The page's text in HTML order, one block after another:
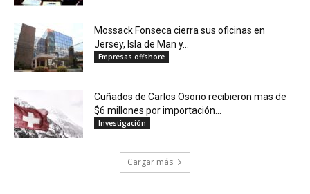
Mossack Fonseca cierra sus oficinas en
Jersey, Isla de Man y...
Empresas offshore
Cuñados de Carlos Osorio recibieron mas de
$6 millones por importación...
Investigación
Cargar más